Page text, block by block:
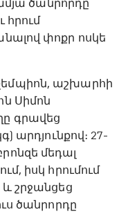
ծանրորդը
հրում
փոքր ոսկե
աշխարհի
Սիմոն
գրավեց
արդյունքով։ 27-
մեդալ
իսկ հրումում
և շրջանցեց
ծանրորդը